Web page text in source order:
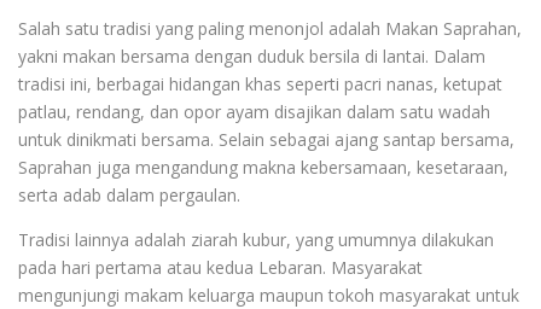
Salah satu tradisi yang paling menonjol adalah Makan Saprahan,
yakni makan bersama dengan duduk bersila di lantai. Dalam
tradisi ini, berbagai hidangan khas seperti pacri nanas, ketupat
patlau, rendang, dan opor ayam disajikan dalam satu wadah
untuk dinikmati bersama. Selain sebagai ajang santap bersama,
Saprahan juga mengandung makna kebersamaan, kesetaraan,
serta adab dalam pergaulan.
Tradisi lainnya adalah ziarah kubur, yang umumnya dilakukan
pada hari pertama atau kedua Lebaran. Masyarakat
mengunjungi makam keluarga maupun tokoh masyarakat untuk